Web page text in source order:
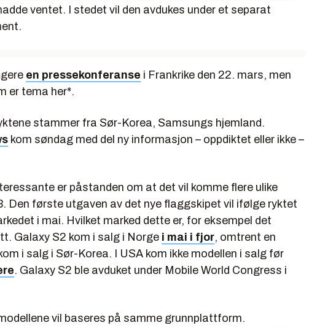
ventet. I stedet vil den avdukes under et separat
en pressekonferanse i Frankrike den 22. mars, men
er tema her*.
stammer fra Sør-Korea, Samsungs hjemland.
kom søndag med del ny informasjon – oppdiktet eller ikke –
er påstanden om at det vil komme flere ulike
Den første utgaven av det nye flaggskipet vil ifølge ryktet
i mai. Hvilket marked dette er, for eksempel det
Galaxy S2 kom i salg i Norge i mai i fjor, omtrent en
i salg i Sør-Korea. I USA kom ikke modellen i salg før
. Galaxy S2 ble avduket under Mobile World Congress i
vil baseres på samme grunnplattform.